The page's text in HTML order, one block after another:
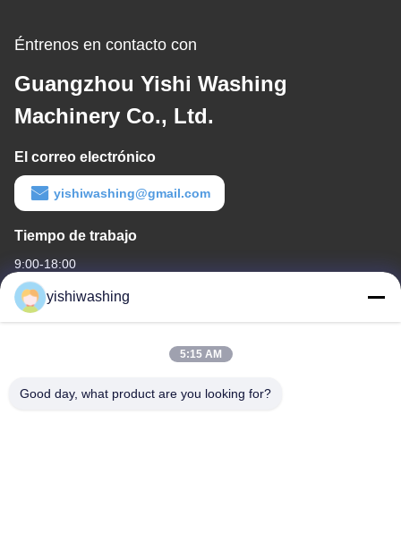
Éntrenos en contacto con
Guangzhou Yishi Washing
Machinery Co., Ltd.
El correo electrónico
yishiwashing@gmail.com
Tiempo de trabajo
9:00-18:00
Nuestra dirección
- No, no es así.19, Lvcun Road, distrito de Nansha, Guangzhou,
yishiwashing
5:15 AM
Good day, what product are you looking for?